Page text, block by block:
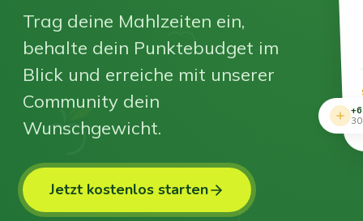
Trag deine Mahlzeiten ein,
behalte dein Punktebudget im
Blick und erreiche mit unserer
Community dein
Wunschgewicht.
Jetzt kostenlos starten